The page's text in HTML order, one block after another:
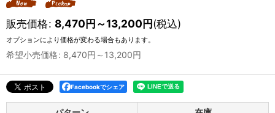
販売価格: 8,470円～13,200円(税込)
オプションにより価格が変わる場合もあります。
希望小売価格: 8,470円 ～13,200円
Facebookでシェア